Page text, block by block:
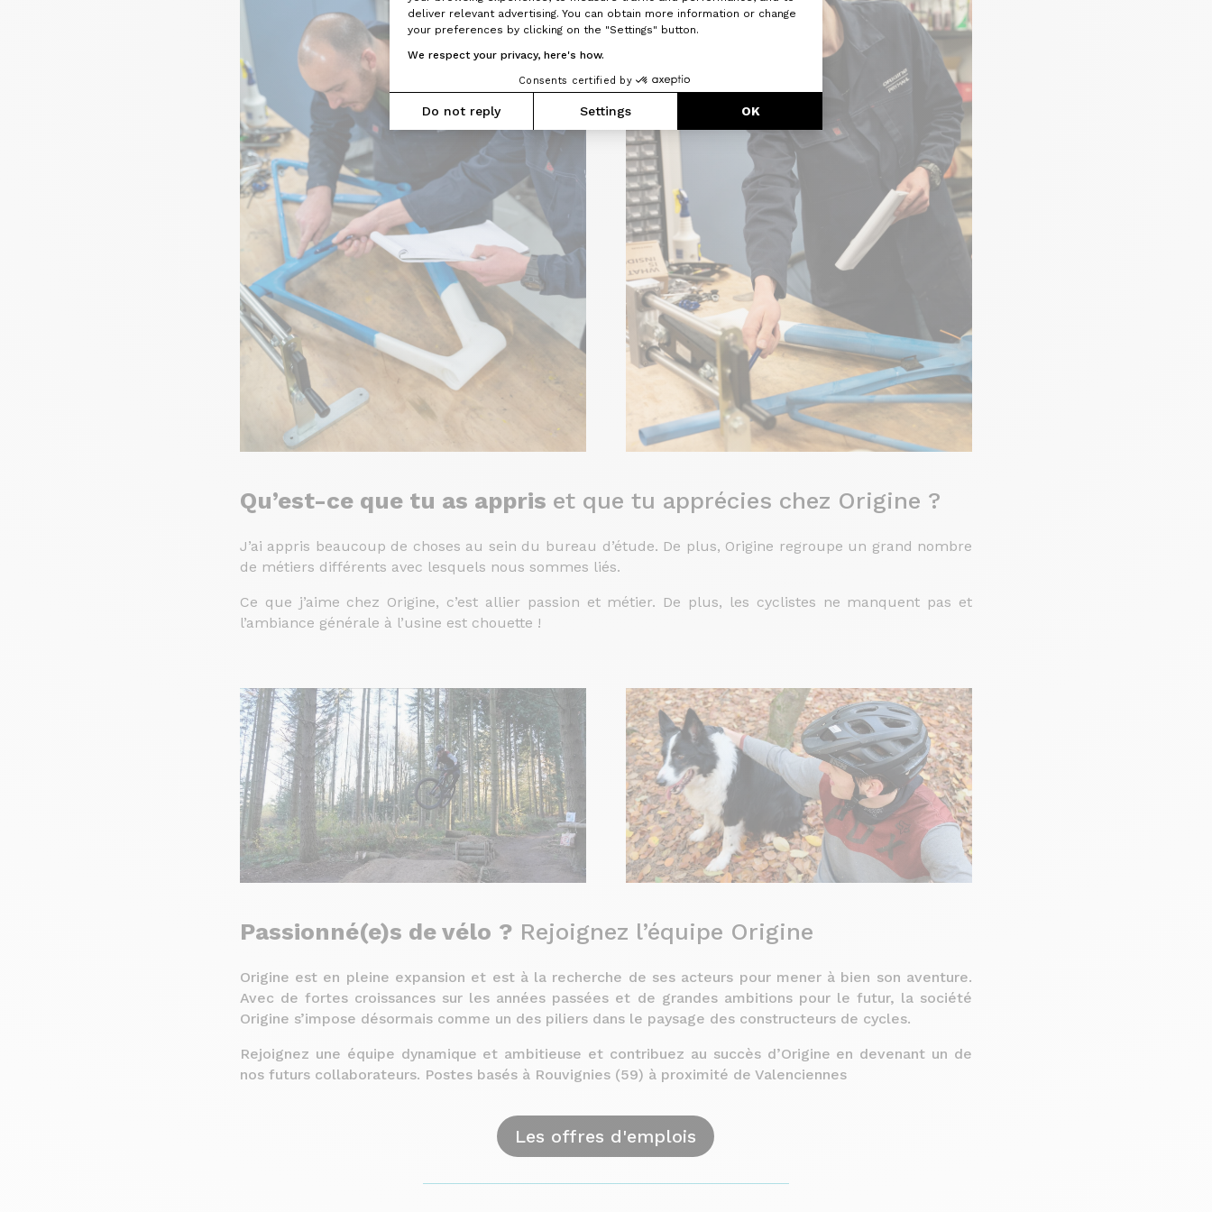
deliver relevant advertising. You can obtain more information or change
your preferences by clicking on the "Settings" button.
We respect your privacy, here's how.
Consents certified by
Do not reply Settings OK
Qu’est-ce que tu as appris et que tu apprécies chez Origine ?
J’ai appris beaucoup de choses au sein du bureau d’étude. De plus, Origine regroupe un grand nombre
de métiers différents avec lesquels nous sommes liés.
Ce que j’aime chez Origine, c’est allier passion et métier. De plus, les cyclistes ne manquent pas et
l’ambiance générale à l’usine est chouette !
Passionné(e)s de vélo ? Rejoignez l’équipe Origine
Origine est en pleine expansion et est à la recherche de ses acteurs pour mener à bien son aventure.
Avec de fortes croissances sur les années passées et de grandes ambitions pour le futur, la société
Origine s’impose désormais comme un des piliers dans le paysage des constructeurs de cycles.
Rejoignez une équipe dynamique et ambitieuse et contribuez au succès d’Origine en devenant un de
nos futurs collaborateurs. Postes basés à Rouvignies (59) à proximité de Valenciennes
Les offres d'emplois